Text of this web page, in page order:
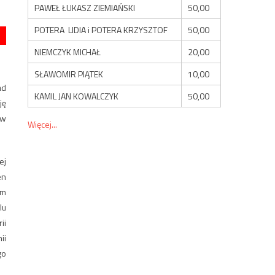
PAWEŁ ŁUKASZ ZIEMIAŃSKI
50,00
POTERA LIDIA i POTERA KRZYSZTOF
50,00
NIEMCZYK MICHAŁ
20,00
SŁAWOMIR PIĄTEK
10,00
KAMIL JAN KOWALCZYK
50,00
Więcej...